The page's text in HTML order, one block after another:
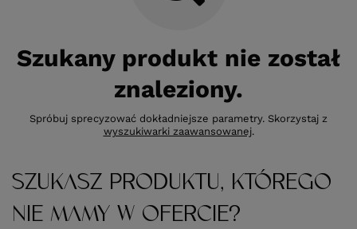
Szukany produkt nie został
znaleziony.
Spróbuj sprecyzować dokładniejsze parametry. Skorzystaj z
wyszukiwarki zaawansowanej.
SZUKASZ PRODUKTU, KTÓREGO
NIE MAMY W OFERCIE?